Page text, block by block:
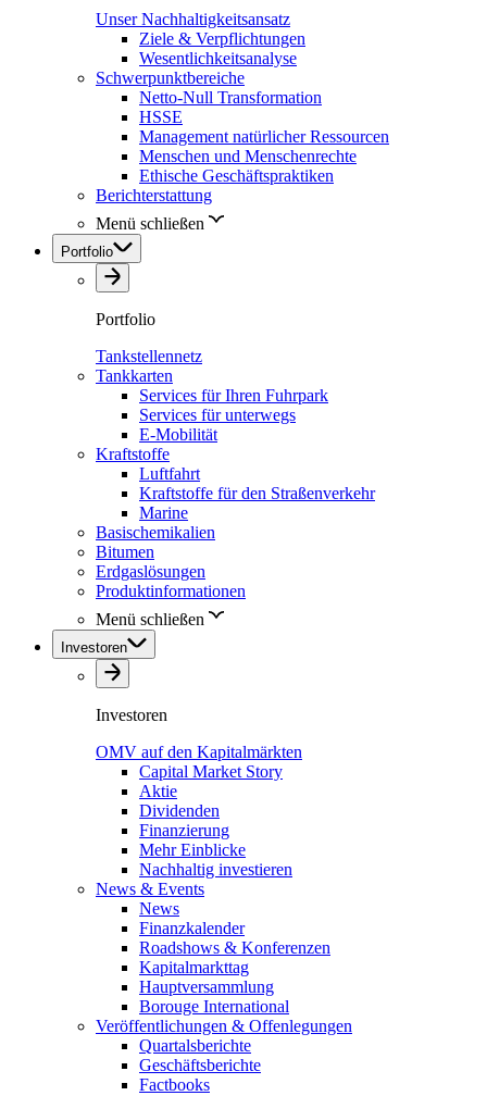
Unser Nachhaltigkeitsansatz
Ziele & Verpflichtungen
Wesentlichkeitsanalyse
Schwerpunktbereiche
Netto-Null Transformation
HSSE
Management natürlicher Ressourcen
Menschen und Menschenrechte
Ethische Geschäftspraktiken
Berichterstattung
Menü schließen
Portfolio
Portfolio
Tankstellennetz
Tankkarten
Services für Ihren Fuhrpark
Services für unterwegs
E-Mobilität
Kraftstoffe
Luftfahrt
Kraftstoffe für den Straßenverkehr
Marine
Basischemikalien
Bitumen
Erdgaslösungen
Produktinformationen
Menü schließen
Investoren
Investoren
OMV auf den Kapitalmärkten
Capital Market Story
Aktie
Dividenden
Finanzierung
Mehr Einblicke
Nachhaltig investieren
News & Events
News
Finanzkalender
Roadshows & Konferenzen
Kapitalmarkttag
Hauptversammlung
Borouge International
Veröffentlichungen & Offenlegungen
Quartalsberichte
Geschäftsberichte
Factbooks